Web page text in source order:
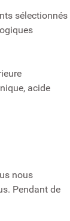
sélectionnés
acide
nous
Pendant de